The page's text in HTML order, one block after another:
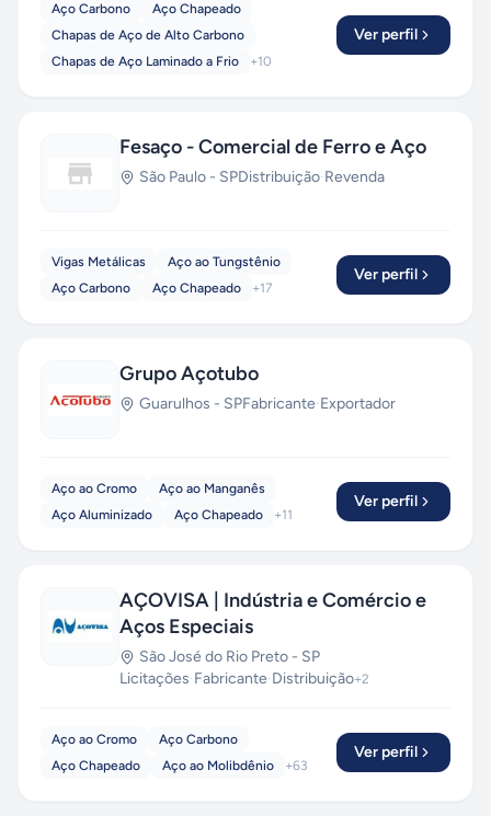
Aço Carbono
Aço Chapeado
Chapas de Aço de Alto Carbono
Chapas de Aço Laminado a Frio
+10
Ver perfil
Fesaço - Comercial de Ferro e Aço
São Paulo - SPDistribuição·Revenda
Vigas Metálicas
Aço ao Tungstênio
Aço Carbono
Aço Chapeado +17
Ver perfil
Grupo Açotubo
Guarulhos - SPFabricante·Exportador
Aço ao Cromo
Aço ao Manganês
Aço Aluminizado
Aço Chapeado +11
Ver perfil
AÇOVISA | Indústria e Comércio e
Aços Especiais
São José do Rio Preto - SP
Licitações·Fabricante·Distribuição+2
Aço ao Cromo
Aço Carbono
Aço Chapeado
Aço ao Molibdênio +63
Ver perfil